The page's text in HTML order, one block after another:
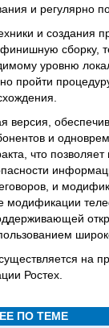
и регулярно
и создания
сборку,
уровню
пройти
версия,
и
что
и
на
Ростех.
ПО ТЕМЕ